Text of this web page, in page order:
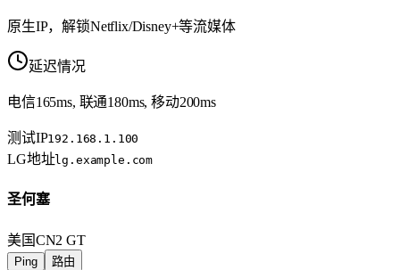
原生IP，解锁Netflix/Disney+等流媒体
延迟情况
电信165ms, 联通180ms, 移动200ms
测试IP192.168.1.100
LG地址lg.example.com
圣何塞
美国CN2 GT
Ping 路由